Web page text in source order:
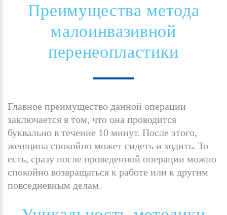
Преимущества метода
малоинвазивной
перенеопластики
Главное преимущество данной операции
заключается в том, что она проводится
буквально в течение 10 минут. После этого,
женщина спокойно может сидеть и ходить. То
есть, сразу после проведенной операции можно
спокойно возвращаться к работе или к другим
повседневным делам.